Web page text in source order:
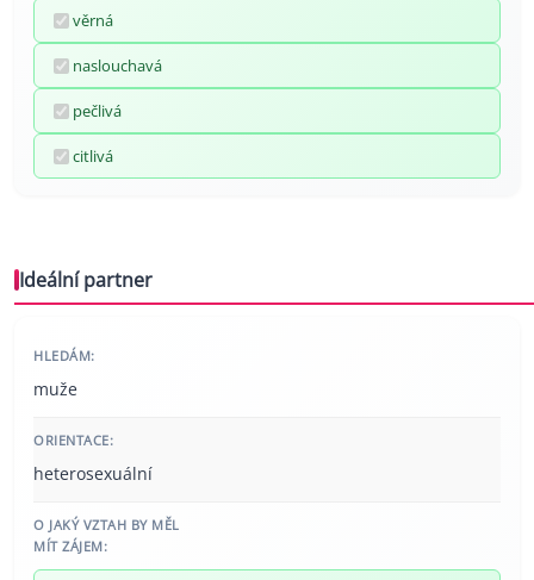
věrná
naslouchavá
pečlivá
citlivá
Ideální partner
HLEDÁM:
muže
ORIENTACE:
heterosexuální
O JAKÝ VZTAH BY MĚL
MÍT ZÁJEM: